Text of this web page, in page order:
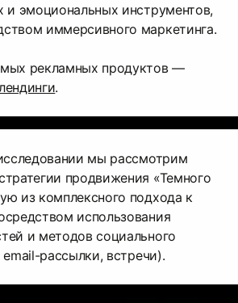
и эмоциональных инструментов,
иммерсивного маркетинга.
рекламных продуктов —
.
мы рассмотрим
продвижения «Темного
из комплексного подхода к
использования
и методов социального
email-рассылки, встречи).